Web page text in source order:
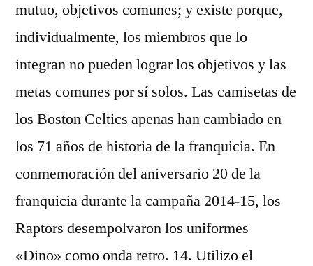
mutuo, objetivos comunes; y existe porque,
individualmente, los miembros que lo
integran no pueden lograr los objetivos y las
metas comunes por sí solos. Las camisetas de
los Boston Celtics apenas han cambiado en
los 71 años de historia de la franquicia. En
conmemoración del aniversario 20 de la
franquicia durante la campaña 2014-15, los
Raptors desempolvaron los uniformes
«Dino» como onda retro. 14. Utilizo el